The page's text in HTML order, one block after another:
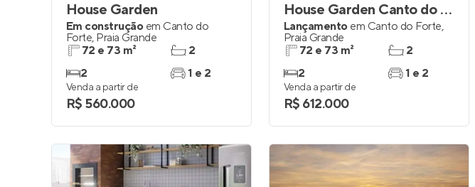
House Garden
Em construção em Canto do
Forte, Praia Grande
72 e 73 m²
2
2
1 e 2
Venda a partir de
R$ 560.000
House Garden Canto do Forte
Lançamento em Canto do Forte,
Praia Grande
72 e 73 m²
2
2
1 e 2
Venda a partir de
R$ 612.000